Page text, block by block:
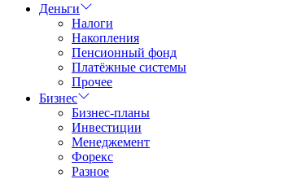
Деньги
Налоги
Накопления
Пенсионный фонд
Платёжные системы
Прочее
Бизнес
Бизнес-планы
Инвестиции
Менеджемент
Форекс
Разное